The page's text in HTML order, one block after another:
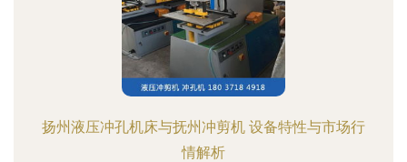
扬州液压冲孔机床与抚州冲剪机 设备特性与市场行
情解析